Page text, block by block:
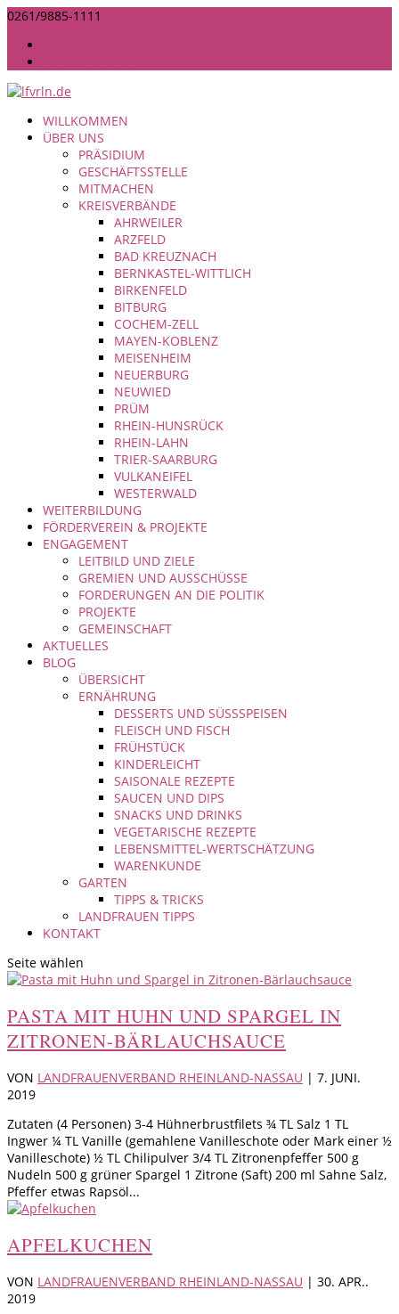
0261/9885-1111
WILLKOMMEN
ÜBER UNS
PRÄSIDIUM
GESCHÄFTSSTELLE
MITMACHEN
KREISVERBÄNDE
AHRWEILER
ARZFELD
BAD KREUZNACH
BERNKASTEL-WITTLICH
BIRKENFELD
BITBURG
COCHEM-ZELL
MAYEN-KOBLENZ
MEISENHEIM
NEUERBURG
NEUWIED
PRÜM
RHEIN-HUNSRÜCK
RHEIN-LAHN
TRIER-SAARBURG
VULKANEIFEL
WESTERWALD
WEITERBILDUNG
FÖRDERVEREIN & PROJEKTE
ENGAGEMENT
LEITBILD UND ZIELE
GREMIEN UND AUSSCHÜSSE
FORDERUNGEN AN DIE POLITIK
PROJEKTE
GEMEINSCHAFT
AKTUELLES
BLOG
ÜBERSICHT
ERNÄHRUNG
DESSERTS UND SÜSSSPEISEN
FLEISCH UND FISCH
FRÜHSTÜCK
KINDERLEICHT
SAISONALE REZEPTE
SAUCEN UND DIPS
SNACKS UND DRINKS
VEGETARISCHE REZEPTE
LEBENSMITTEL-WERTSCHÄTZUNG
WARENKUNDE
GARTEN
TIPPS & TRICKS
LANDFRAUEN TIPPS
KONTAKT
Seite wählen
PASTA MIT HUHN UND SPARGEL IN
ZITRONEN-BÄRLAUCHSAUCE
VON LANDFRAUENVERBAND RHEINLAND-NASSAU | 7. JUNI.
2019
Zutaten (4 Personen) 3-4 Hühnerbrustfilets ¾ TL Salz 1 TL
Ingwer ¼ TL Vanille (gemahlene Vanilleschote oder Mark einer ½
Vanilleschote) ½ TL Chilipulver 3/4 TL Zitronenpfeffer 500 g
Nudeln 500 g grüner Spargel 1 Zitrone (Saft) 200 ml Sahne Salz,
Pfeffer etwas Rapsöl...
APFELKUCHEN
VON LANDFRAUENVERBAND RHEINLAND-NASSAU | 30. APR..
2019